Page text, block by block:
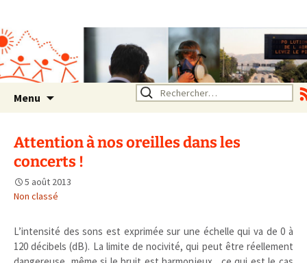
Rhône Alpes
Un environnement sain pour
la santé de tous
Menu Rechercher :
Attention à nos oreilles dans les
concerts !
5 août 2013
Non classé
L’intensité des sons est exprimée sur une échelle qui va de 0 à
120 décibels (dB). La limite de nocivité, qui peut être réellement